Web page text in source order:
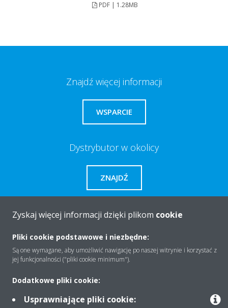
PDF | 1.28MB
Znajdź więcej informacji
WSPARCIE
Dystrybutor w okolicy
ZNAJDŹ
Potrzebujesz pomocy?
KONTAKT
O firmie
Zyskaj więcej informacji dzięki plikom cookie
Pliki cookie podstawowe i niezbędne:
Są one wymagane, aby umożliwić nawigację po naszej witrynie i korzystać z
jej funkcjonalności ("pliki cookie minimum").
Dodatkowe pliki cookie:
Usprawniające pliki cookie: